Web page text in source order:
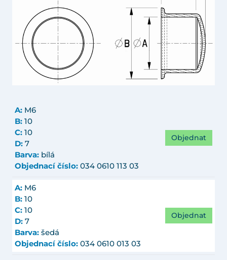
A: M6
B: 10
C: 10
D: 7
Barva: bílá
Objednací číslo: 034 0610 113 03
Objednat
A: M6
B: 10
C: 10
D: 7
Barva: šedá
Objednací číslo: 034 0610 013 03
Objednat